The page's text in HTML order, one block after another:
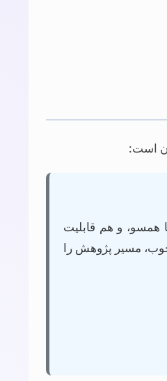
است:
همسو، و هم قابلیت
مسیر پژوهش را